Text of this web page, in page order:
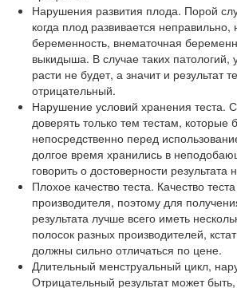
Нарушения развития плода. Порой
когда плод развивается
беременность, внематочная
выкидыша. В случае таких патологий,
расти не будет, а значит и результат
отрицательный.
Нарушение условий хранения теста.
доверять только тем тестам, которые
непосредственно перед
долгое время хранились в
говорить о достоверности результата
Плохое качество теста. Качество
производителя, поэтому для
результата лучше всего иметь
полосок разных производителей,
должны сильно отличаться по цене.
Длительный менструальный цикл,
Отрицательный результат может